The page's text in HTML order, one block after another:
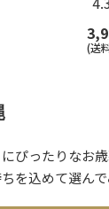
(送
ぴったりなお
を込めて選ん